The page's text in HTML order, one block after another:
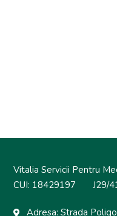
Vitalia Servicii Pentru
CUI: 18429197 J29/
Adresa: Strada